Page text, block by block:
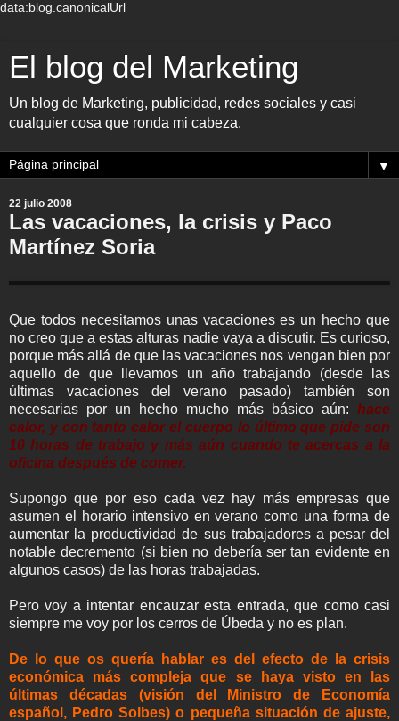
data:blog.canonicalUrl
El blog del Marketing
Un blog de Marketing, publicidad, redes sociales y casi
cualquier cosa que ronda mi cabeza.
▼
22 julio 2008
Las vacaciones, la crisis y Paco
Martínez Soria
Que todos necesitamos unas vacaciones es un hecho que
no creo que a estas alturas nadie vaya a discutir. Es curioso,
porque más allá de que las vacaciones nos vengan bien por
aquello de que llevamos un año trabajando (desde las
últimas vacaciones del verano pasado) también son
necesarias por un hecho mucho más básico aún: hace
calor, y con tanto calor el cuerpo lo último que pide son
10 horas de trabajo y más aún cuando te acercas a la
oficina después de comer.
Supongo que por eso cada vez hay más empresas que
asumen el horario intensivo en verano como una forma de
aumentar la productividad de sus trabajadores a pesar del
notable decremento (si bien no debería ser tan evidente en
algunos casos) de las horas trabajadas.
Pero voy a intentar encauzar esta entrada, que como casi
siempre me voy por los cerros de Úbeda y no es plan.
De lo que os quería hablar es del efecto de la crisis
económica más compleja que se haya visto en las
últimas décadas (visión del Ministro de Economía
español, Pedro Solbes) o pequeña situación de ajuste,